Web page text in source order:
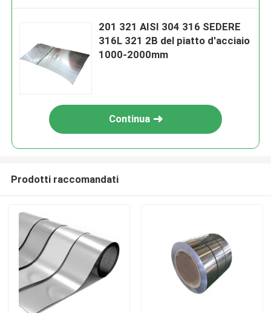
201 321 AISI 304 316 SEDERE
316L 321 2B del piatto d'acciaio
1000-2000mm
Continua
Prodotti raccomandati